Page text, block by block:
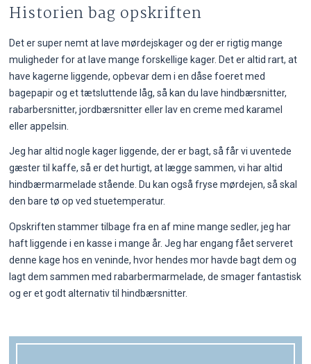
Historien bag opskriften
Det er super nemt at lave mørdejskager og der er rigtig mange
muligheder for at lave mange forskellige kager. Det er altid rart, at
have kagerne liggende, opbevar dem i en dåse foeret med
bagepapir og et tætsluttende låg, så kan du lave hindbærsnitter,
rabarbersnitter, jordbærsnitter eller lav en creme med karamel
eller appelsin.
Jeg har altid nogle kager liggende, der er bagt, så får vi uventede
gæster til kaffe, så er det hurtigt, at lægge sammen, vi har altid
hindbærmarmelade stående. Du kan også fryse mørdejen, så skal
den bare tø op ved stuetemperatur.
Opskriften stammer tilbage fra en af mine mange sedler, jeg har
haft liggende i en kasse i mange år. Jeg har engang fået serveret
denne kage hos en veninde, hvor hendes mor havde bagt dem og
lagt dem sammen med rabarbermarmelade, de smager fantastisk
og er et godt alternativ til hindbærsnitter.